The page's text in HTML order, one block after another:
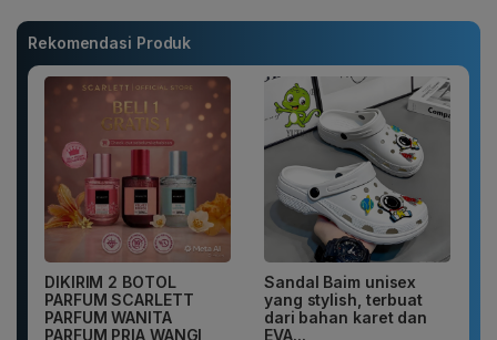
Rekomendasi Produk
DIKIRIM 2 BOTOL
PARFUM SCARLETT
PARFUM WANITA
PARFUM PRIA WANGI
Sandal Baim unisex
yang stylish, terbuat
dari bahan karet dan
EVA...